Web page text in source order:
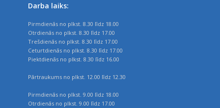
Darba laiks:
Pirmdienās no plkst. 8.30 līdz 18.00
Otrdienās no plkst. 8.30 līdz 17.00
Trešdienās no plkst. 8.30 līdz 17.00
Ceturtdienās no plkst. 8.30 līdz 17.00
Piektdienās no plkst. 8.30 līdz 16.00
Pārtraukums no plkst. 12.00 līdz 12.30
Pirmdienās no plkst. 9.00 līdz 18.00
Otrdienās no plkst. 9.00 līdz 17.00